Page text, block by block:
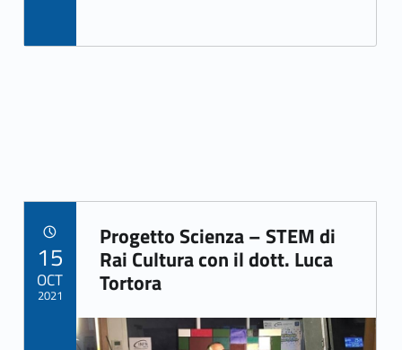
Link identifier archive #link-archive-93288
Progetto Scienza – STEM di
Rai Cultura con il dott. Luca
Tortora
Link identifier archive #link-archive-thumb-soap-25689
15
OCT
2021